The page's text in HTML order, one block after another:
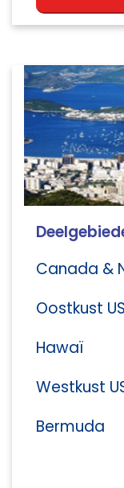
Canada &
Oostkust
Hawaï
Westkust
Bermuda